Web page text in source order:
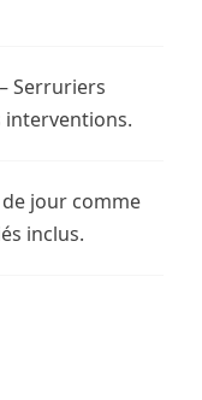
– Serruriers
jour comme
inclus.